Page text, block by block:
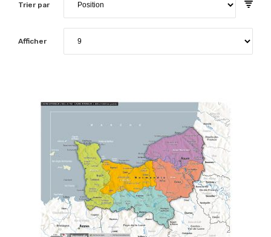
Trier par
Afficher